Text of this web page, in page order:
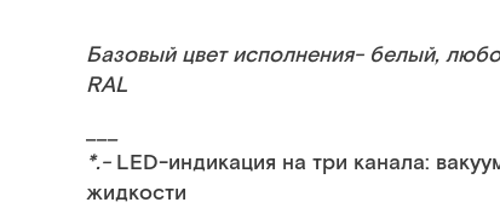
Базовый цвет исполнения- белый,
RAL
___
*.- LED-индикация на три канала:
жидкости